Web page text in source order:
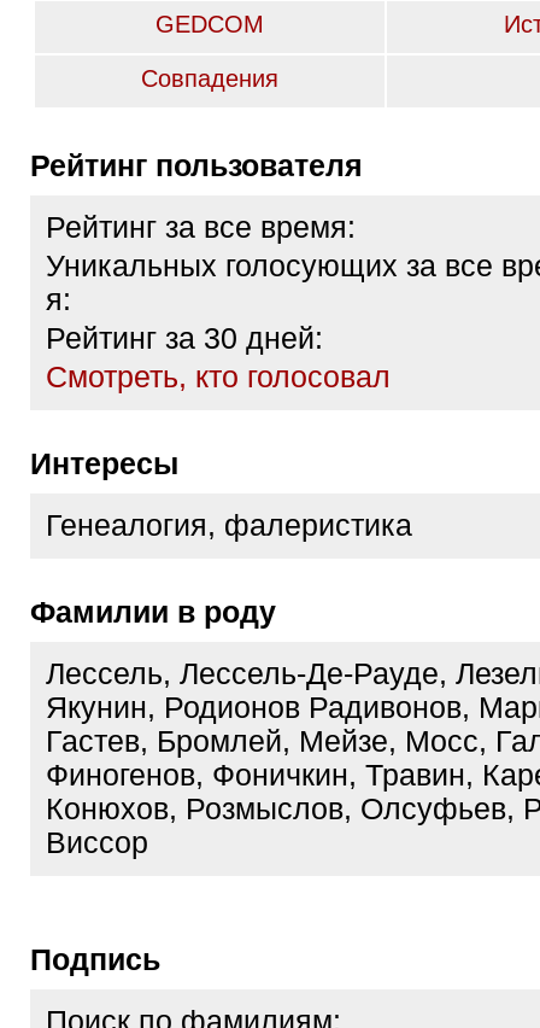
GEDCOM
Совпадения
Рейтинг пользователя
Рейтинг за все время:
Уникальных голосующих за все
я:
Рейтинг за 30 дней:
Cмотреть, кто голосовал
Интересы
Генеалогия, фалеристика
Фамилии в роду
Лессель, Лессель-Де-Рауде,
Якунин, Родионов Радивонов,
Гастев, Бромлей, Мейзе, Мосс,
Финогенов, Фоничкин, Травин,
Конюхов, Розмыслов, Олсуфьев,
Виссор
Подпись
Поиск по фамилиям: